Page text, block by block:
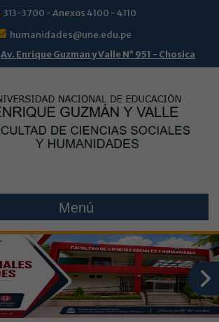
313-3700 - Anexos 4100 - 4110
humanidades@une.edu.pe
Av. Enrique Guzman y Valle N° 951 - Chosica
Menú